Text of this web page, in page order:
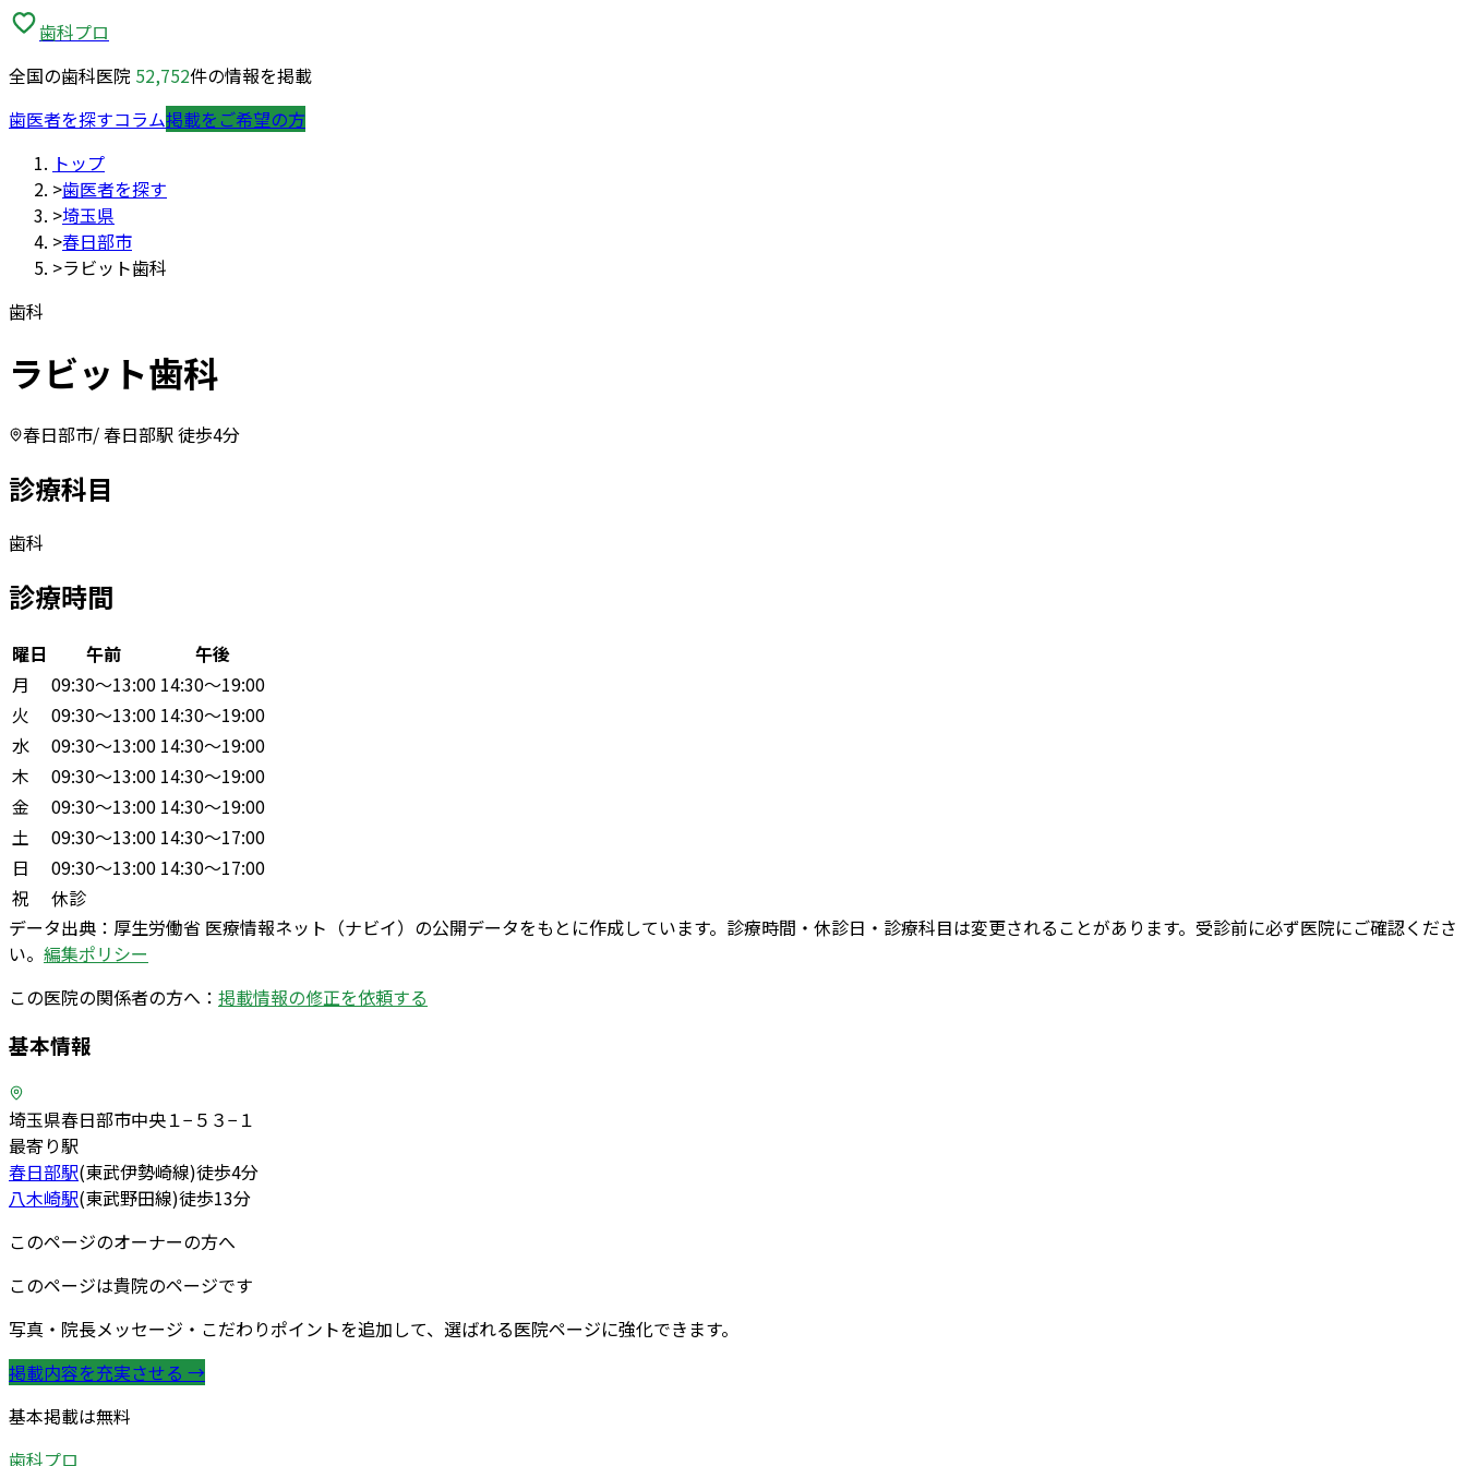
歯科プロ
全国の歯科医院 52,752件の情報を掲載
歯医者を探すコラム掲載をご希望の方
トップ
>歯医者を探す
>埼玉県
>春日部市
>ラビット歯科
歯科
ラビット歯科
春日部市/ 春日部駅 徒歩4分
診療科目
歯科
診療時間
曜日 午前
午後
月
09:30〜13:00 14:30〜19:00
火
09:30〜13:00 14:30〜19:00
水
09:30〜13:00 14:30〜19:00
木
09:30〜13:00 14:30〜19:00
金
09:30〜13:00 14:30〜19:00
土
09:30〜13:00 14:30〜17:00
日
09:30〜13:00 14:30〜17:00
祝
休診
データ出典： 厚生労働省 医療情報ネット（ナビイ）の公開データをもとに作成しています。診療時間・休診日・診療科目は変更されることがあります。受診前に必ず医院にご確認くださ
い。 編集ポリシー
この医院の関係者の方へ： 掲載情報の修正を依頼する
基本情報
埼玉県春日部市中央１−５３−１
最寄り駅
春日部駅(東武伊勢崎線)徒歩4分
八木崎駅(東武野田線)徒歩13分
このページのオーナーの方へ
このページは貴院のページです
写真・院長メッセージ・こだわりポイントを追加して、選ばれる医院ページに強化できます。
掲載内容を充実させる →
基本掲載は無料
歯科プロ